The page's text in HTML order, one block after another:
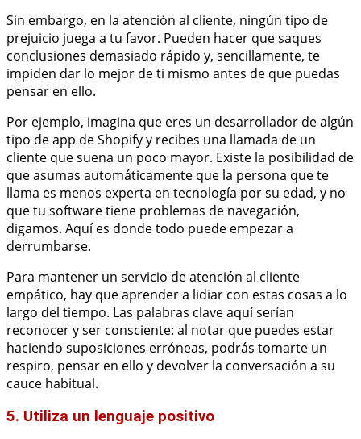
Sin embargo, en la atención al cliente, ningún tipo de
prejuicio juega a tu favor. Pueden hacer que saques
conclusiones demasiado rápido y, sencillamente, te
impiden dar lo mejor de ti mismo antes de que puedas
pensar en ello.
Por ejemplo, imagina que eres un desarrollador de algún
tipo de app de Shopify y recibes una llamada de un
cliente que suena un poco mayor. Existe la posibilidad de
que asumas automáticamente que la persona que te
llama es menos experta en tecnología por su edad, y no
que tu software tiene problemas de navegación,
digamos. Aquí es donde todo puede empezar a
derrumbarse.
Para mantener un servicio de atención al cliente
empático, hay que aprender a lidiar con estas cosas a lo
largo del tiempo. Las palabras clave aquí serían
reconocer y ser consciente: al notar que puedes estar
haciendo suposiciones erróneas, podrás tomarte un
respiro, pensar en ello y devolver la conversación a su
cauce habitual.
5. Utiliza un lenguaje positivo